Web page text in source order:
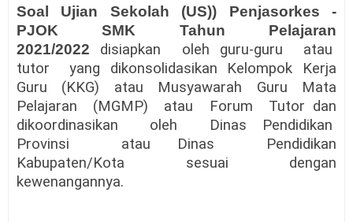
Soal Ujian Sekolah (US)) Penjasorkes -
PJOK SMK Tahun Pelajaran
2021/2022 disiapkan oleh guru-guru atau
tutor yang dikonsolidasikan Kelompok Kerja
Guru (KKG) atau Musyawarah Guru Mata
Pelajaran (MGMP) atau Forum Tutor dan
dikoordinasikan oleh Dinas Pendidikan
Provinsi atau Dinas Pendidikan
Kabupaten/Kota sesuai dengan
kewenangannya.